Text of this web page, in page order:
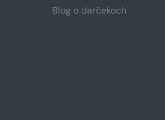
Blog o darčekoch